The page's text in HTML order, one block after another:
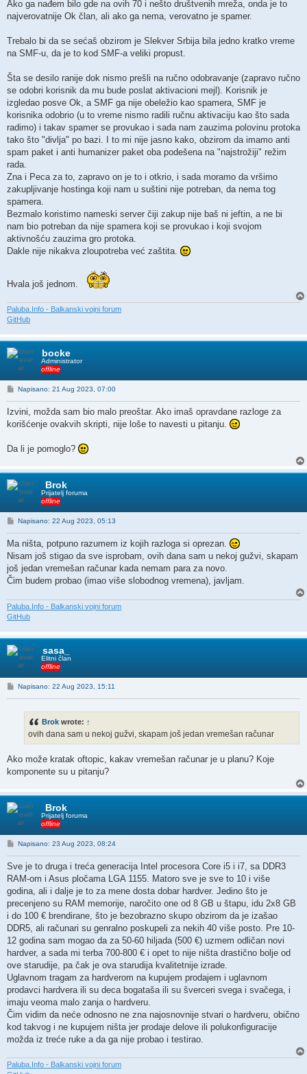
Ako ga nađem bilo gde na ovih 70 i nešto društvenih mreža, onda je to
najverovatnije Ok član, ali ako ga nema, verovatno je spamer.
Trebalo bi da se sećaš obzirom je Slekver Srbija bila jedno kratko vreme
na SMF-u, da je to kod SMF-a veliki propust.
Šta se desilo ranije dok nismo prešli na ručno odobravanje (zapravo ručno
se odobri korisnik da mu bude poslat aktivacioni mejl). Korisnik je
izgledao posve Ok, a SMF ga nije obeležio kao spamera, SMF je
korisnika odobrio (u to vreme nismo radili ručnu aktivaciju kao što sada
radimo) i takav spamer se provukao i sada nam zauzima polovinu protoka
tako što "divlja" po bazi. I to mi nije jasno kako, obzirom da imamo anti
spam paket i anti humanizer paket oba podešena na "najstrožiji" režim
rada.
Zna i Peca za to, zapravo on je to i otkrio, i sada moramo da vršimo
zakupljivanje hostinga koji nam u suštini nije potreban, da nema tog
spamera.
Bezmalo koristimo nameski server čiji zakup nije baš ni jeftin, a ne bi
nam bio potreban da nije spamera koji se provukao i koji svojom
aktivnošću zauzima gro protoka.
Dakle nije nikakva zloupotreba već zaštita.
Hvala još jednom.
Paluba.Info - Balkanski vojni forum
GitHub
bocke
Administrator
offline
P
t
Napisano: 21 Aug 2023, 07:00
Izvini, možda sam bio malo preoštar. Ako imaš opravdane razloge za
korišćenje ovakvih skripti, nije loše to navesti u pitanju.
Da li je pomoglo?
Brok
Prijatelj foruma
offline
P
t
Napisano: 22 Aug 2023, 05:13
Ma ništa, potpuno razumem iz kojih razloga si oprezan.
Nisam još stigao da sve isprobam, ovih dana sam u nekoj gužvi, skapam
još jedan vremešan računar kada nemam para za novo.
Čim budem probao (imao više slobodnog vremena), javljam.
Paluba.Info - Balkanski vojni forum
GitHub
sasa_
Elitni član
offline
PNapisano: 22 Aug 2023, 15:11
Brok wrote: ↑
ovih dana sam u nekoj gužvi, skapam još jedan vremešan računar
Ako može kratak oftopic, kakav vremešan računar je u planu? Koje
komponente su u pitanju?
Brok
Prijatelj foruma
offline
P
t
Napisano: 23 Aug 2023, 08:24
Sve je to druga i treća generacija Intel procesora Core i5 i i7, sa DDR3
RAM-om i Asus pločama LGA 1155. Matoro sve je sve to 10 i više
godina, ali i dalje je to za mene dosta dobar hardver. Jedino što je
precenjeno su RAM memorije, naročito one od 8 GB u štapu, idu 2x8 GB
i do 100 € brendirane, što je bezobrazno skupo obzirom da je izašao
DDR5, ali računari su genralno poskupeli za nekih 40 više posto. Pre 10-
12 godina sam mogao da za 50-60 hiljada (500 €) uzmem odličan novi
hardver, a sada mi terba 700-800 € i opet to nije ništa drastično bolje od
ove starudije, pa čak je ova starudija kvalitetnije izrade.
Uglavnom tragam za hardverom na kupujem prodajem i uglavnom
prodavci hardvera ili su deca bogataša ili su šverceri svega i svačega, i
imaju veoma malo zanja o hardveru.
Čim vidim da neće odnosno ne zna najosnovnije stvari o hardveru, obično
kod takvog i ne kupujem ništa jer prodaje delove ili polukonfiguracije
možda iz treće ruke a da ga nije probao i testirao.
Paluba.Info - Balkanski vojni forum